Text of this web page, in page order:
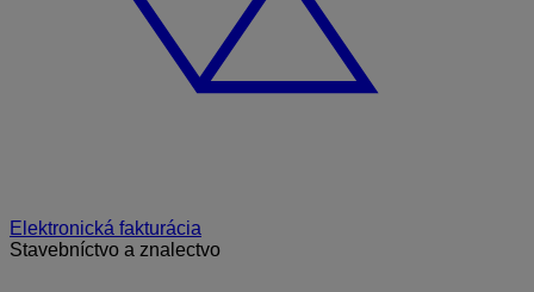
Elektronická fakturácia
Stavebníctvo a znalectvo